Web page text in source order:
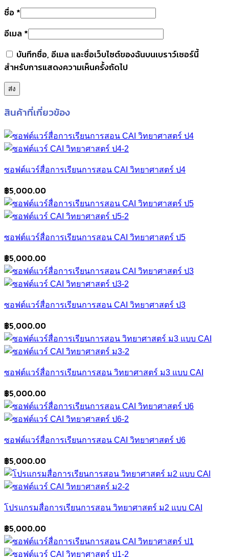
ชื่อ *
อีเมล *
บันทึกชื่อ, อีเมล และชื่อเว็บไซต์ของฉันบนเบราว์เซอร์นี้
สำหรับการแสดงความเห็นครั้งถัดไป
สินค้าที่เกี่ยวข้อง
ซอฟต์แวร์สื่อการเรียนการสอน CAI วิทยาศาสตร์ ป4
฿5,000.00
ซอฟต์แวร์สื่อการเรียนการสอน CAI วิทยาศาสตร์ ป5
฿5,000.00
ซอฟต์แวร์สื่อการเรียนการสอน CAI วิทยาศาสตร์ ป3
฿5,000.00
ซอฟต์แวร์สื่อการเรียนการสอน วิทยาศาสตร์ ม3 แบบ CAI
฿5,000.00
ซอฟต์แวร์สื่อการเรียนการสอน CAI วิทยาศาสตร์ ป6
฿5,000.00
โปรแกรมสื่อการเรียนการสอน วิทยาศาสตร์ ม2 แบบ CAI
฿5,000.00